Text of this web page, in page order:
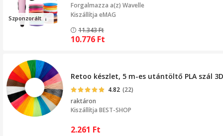
Szponzorált
Forgalmazza a(z) Wavelle
Kiszállítja eMAG
11.343Ft
10.776 Ft
Retoo készlet, 5 m-es utántöltő PLA szál
4.82 (22)
raktáron
Kiszállítja BEST-SHOP
2.261 Ft